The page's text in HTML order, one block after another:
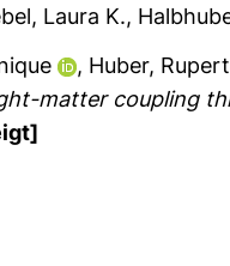
Laura K.,
, Huber, Rupert
matter coupling